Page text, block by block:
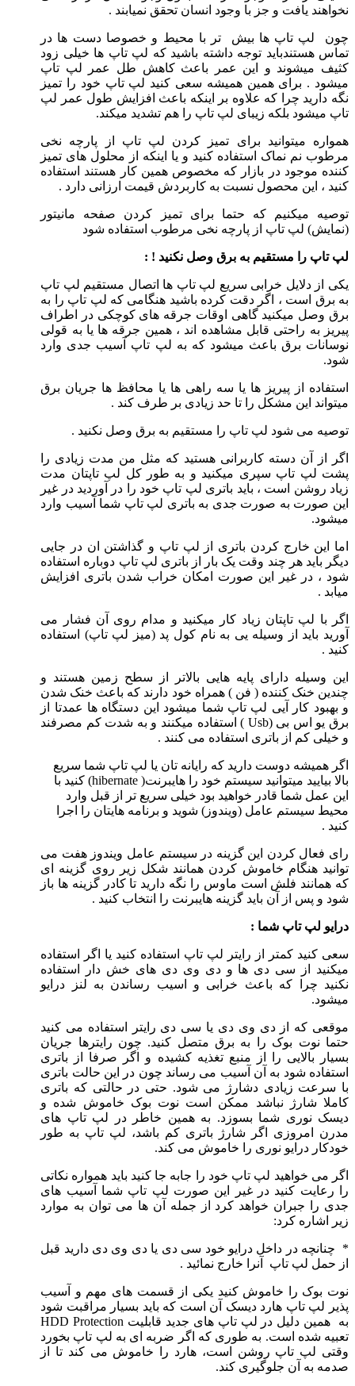
نخواهند یافت و جز با وجود انسان تحقق نمیابند .
چون لپ تاپ ها بیش تر با محیط و خصوصا دست ها در
تماس هستندباید توجه داشته باشید که لپ تاپ ها خیلی زود
کثیف میشوند و این عمر باعث کاهش طل عمر لپ تاپ
میشود . برای همین همیشه سعی کنید لپ تاپ خود را تمیز
نگه دارید چرا که علاوه بر اینکه باعث افزایش طول عمر لپ
تاپ میشود بلکه زیبای لپ تاپ را هم تشدید میکند.
همواره میتوانید برای تمیز کردن لپ تاپ از پارچه نخی
مرطوب نم نماک استفاده کنید و یا اینکه از محلول های تمیز
کننده موجود در بازار که مخصوص همین کار هستند استفاده
کنید ، این محصول نسبت به کاربردش قیمت ارزانی دارد .
توصیه میکنیم که حتما برای تمیز کردن صفحه مانیتور
(نمایش) لپ تاپ از پارچه نخی مرطوب استفاده شود
لپ تاپ را مستقیم به برق وصل نکنید ! :
یکی از دلایل خرابی سریع لپ تاپ ها اتصال مستقیم لپ تاپ
به برق است ، اگر دقت کرده باشید هنگامی که لپ تاپ را به
برق وصل میکنید گاهی اوقات جرقه های کوچکی در اطراف
پیریز به راحتی قابل مشاهده اند ، همین جرقه ها یا به قولی
نوسانات برق باعث میشود که به لپ تاپ آسیب جدی وارد
شود.
استفاده از پیریز ها یا سه راهی ها یا محافظ ها جریان برق
میتواند این مشکل را تا حد زیادی بر طرف کند .
توصیه می شود لپ تاپ را مستقیم به برق وصل نکنید .
اگر از آن دسته کاربرانی هستید که مثل من مدت زیادی را
پشت لپ تاپ سپری میکنید و به طور کل لپ تاپتان مدت
زیاد روشن است ، باید باتری لپ تاپ خود را در آوردید در غیر
این صورت به صورت جدی به باتری لپ تاپ شما آسیب وارد
میشود.
اما این خارج کردن باتری از لپ تاپ و گذاشتن ان در جایی
دیگر باید هر چند وقت یک بار از باتری لپ تاپ دوباره استفاده
شود ، در غیر این صورت امکان خراب شدن باتری افزایش
میابد .
اگر با لپ تاپتان زیاد کار میکنید و مدام روی آن فشار می
آورید باید از وسیله یی به نام کول پد (میز لپ تاپ) استفاده
کنید .
این وسیله دارای پایه هایی بالاتر از سطح زمین هستند و
چندین خنک کننده ( فن ) همراه خود دارند که باعث خنک شدن
و بهبود کار آیی لپ تاپ شما میشود این دستگاه ها عمدتا از
برق یو اس بی (Usb ) استفاده میکنند و به شدت کم مصرفند
و خیلی کم از باتری استفاده می کنند .
اگر همیشه دوست دارید که رایانه تان یا لپ تاپ شما سریع
بالا بیایید میتوانید سیستم خود را هایبرنت( hibernate) کنید با
این عمل شما قادر خواهید بود خیلی سریع تر از قبل وارد
محیط سیستم عامل (ویندوز) شوید و برنامه هایتان را اجرا
کنید .
رای فعال کردن این گزینه در سیستم عامل ویندوز هفت می
توانید هنگام خاموش کردن همانند شکل زیر روی گزینه ای
که همانند فلش است ماوس را نگه دارید تا کادر گزینه ها باز
شود و پس از آن باید گزینه هایبرنت را انتخاب کنید .
درایو لپ تاپ شما :
سعی کنید کمتر از رایتر لپ تاپ استفاده کنید یا اگر استفاده
میکنید از سی دی ها و دی وی دی های خش دار استفاده
نکنید چرا که باعث خرابی و اسیب رساندن به لنز درایو
میشود.
موقعی که از دی وی دی یا سی دی رایتر استفاده می کنید
حتما نوت بوک را به برق متصل کنید. چون رایترها جریان
بسیار بالایی را از منبع تغذیه کشیده و اگر صرفا از باتری
استفاده شود به آن آسیب می رساند چون در این حالت باتری
با سرعت زیادی دشارژ می شود. حتی در حالتی که باتری
کاملا شارژ نباشد ممکن است نوت بوک خاموش شده و
دیسک نوری شما بسوزد. به همین خاطر در لپ تاپ های
مدرن امروزی اگر شارژ باتری کم باشد، لپ تاپ به طور
خودکار درایو نوری را خاموش می کند.
اگر می خواهید لپ تاپ خود را جابه جا کنید باید همواره نکاتی
را رعایت کنید در غیر این صورت لپ تاپ شما آسیب های
جدی را جبران خواهد کرد از جمله آن ها می توان به موارد
زیر اشاره کرد:
* چنانچه در داخل درایو خود سی دی یا دی وی دی دارید قبل
از حمل لپ تاپ آنرا خارج نمائید .
نوت بوک را خاموش کنید یکی از قسمت های مهم و آسیب
پذیر لپ تاپ هارد دیسک آن است که باید بسیار مراقبت شود
به همین دلیل در لپ تاپ های جدید قابلیت HDD Protection
تعبیه شده است. به طوری که اگر ضربه ای به لپ تاپ بخورد
وقتی لپ تاپ روشن است، هارد را خاموش می کند تا از
صدمه به آن جلوگیری کند.